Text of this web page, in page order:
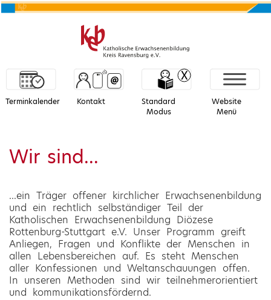
Terminkalender Kontakt
Standard
Modus
Website
Menü
Wir sind...
...ein Träger offener kirchlicher Erwachsenenbildung
und ein rechtlich selbständiger Teil der
Katholischen Erwachsenenbildung Diözese
Rottenburg-Stuttgart e.V. Unser Programm greift
Anliegen, Fragen und Konflikte der Menschen in
allen Lebensbereichen auf. Es steht Menschen
aller Konfessionen und Weltanschauungen offen.
In unseren Methoden sind wir teilnehmerorientiert
und kommunikationsfördernd.